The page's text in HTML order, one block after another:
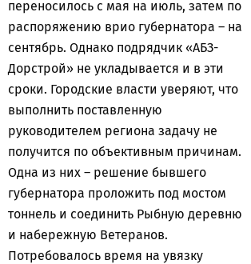
переносилось с мая на июль, затем по
распоряжению врио губернатора – на
сентябрь. Однако подрядчик «АБЗ-
Дорстрой» не укладывается и в эти
сроки. Городские власти уверяют, что
выполнить поставленную
руководителем региона задачу не
получится по объективным причинам.
Одна из них – решение бывшего
губернатора проложить под мостом
тоннель и соединить Рыбную деревню
и набережную Ветеранов.
Потребовалось время на увязку